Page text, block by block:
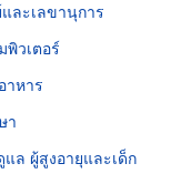
ละเลขานุการ
พิวเตอร์
าหาร
า
ล ผู้สูงอายุและเด็ก